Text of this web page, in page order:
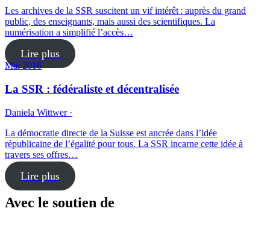
Les archives de la SSR suscitent un vif intérêt : auprès du grand
public, des enseignants, mais aussi des scientifiques. La
numérisation a simplifié l’accès…
Lire plus
Mai 2016
La SSR : fédéraliste et décentralisée
Daniela Wittwer ·
La démocratie directe de la Suisse est ancrée dans l’idée
républicaine de l’égalité pour tous. La SSR incarne cette idée à
travers ses offres…
Lire plus
Avec le soutien de